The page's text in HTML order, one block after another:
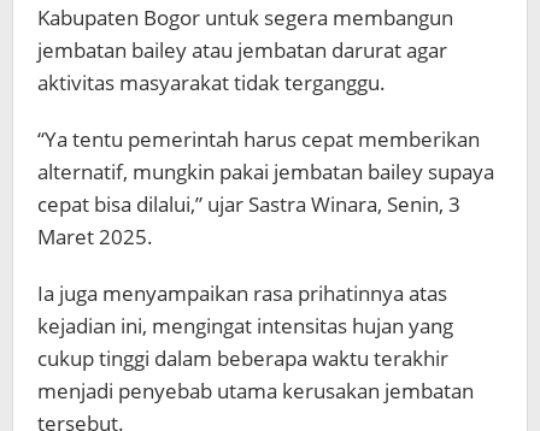
Kabupaten Bogor untuk segera membangun
jembatan bailey atau jembatan darurat agar
aktivitas masyarakat tidak terganggu.
“Ya tentu pemerintah harus cepat memberikan
alternatif, mungkin pakai jembatan bailey supaya
cepat bisa dilalui,” ujar Sastra Winara, Senin, 3
Maret 2025.
Ia juga menyampaikan rasa prihatinnya atas
kejadian ini, mengingat intensitas hujan yang
cukup tinggi dalam beberapa waktu terakhir
menjadi penyebab utama kerusakan jembatan
tersebut.